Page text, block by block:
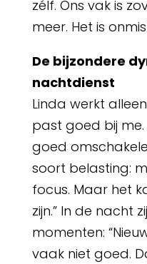
zélf. Ons vak is
meer. Het is
De bijzondere
nachtdienst
Linda werkt
past goed bij
goed
soort belasting:
focus. Maar het
zijn.” In de nacht
momenten:
vaak niet goed.